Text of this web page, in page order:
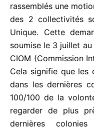
rassemblés
“rassemblement”
d’une Assemblée
être présentée,
gouvernement
Interministérielle des
les changements
dernières colonies
de la volonté du
de plus près, ce